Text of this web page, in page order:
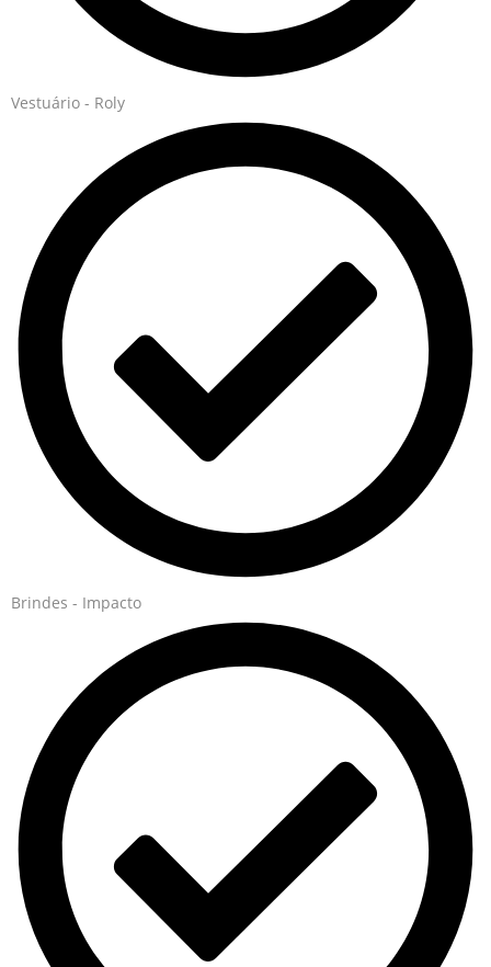
Vestuário - Roly
Brindes - Impacto